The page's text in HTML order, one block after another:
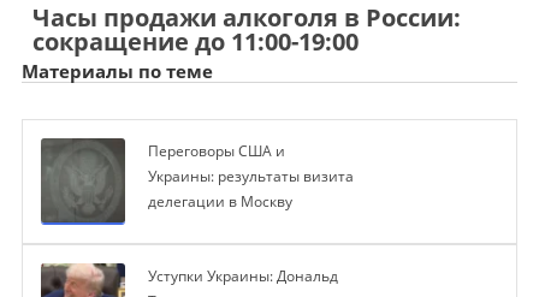
Часы продажи алкоголя в России:
сокращение до 11:00-19:00
Материалы по теме
Переговоры США и
Украины: результаты визита
делегации в Москву
Уступки Украины: Дональд